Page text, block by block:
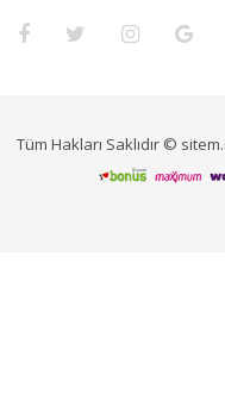
Tüm Hakları Saklıdır ©